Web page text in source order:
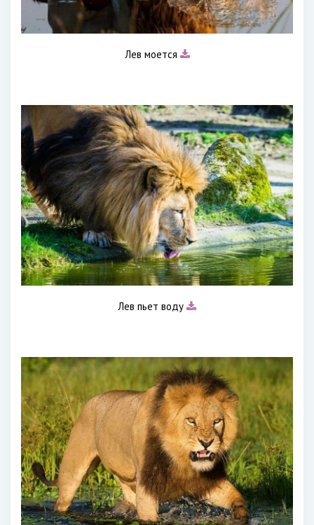
Лев моется
Лев пьет воду